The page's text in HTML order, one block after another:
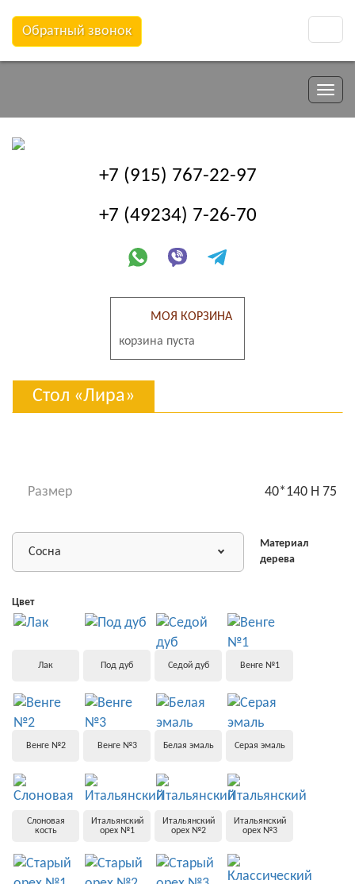
Обратный звонок
Toggle
+7 (915) 767-22-97
+7 (49234) 7-26-70
МОЯ КОРЗИНА
корзина пуста
Стол «Лира»
Размер 40*140 Н 75
Материал
дерева
Сосна
Цвет
Лак Под дуб Седой дуб Венге №1
Венге №2 Венге №3 Белая эмаль Серая эмаль
Слоновая
кость
Итальянский
орех №1
Итальянский
орех №2
Итальянский
орех №3